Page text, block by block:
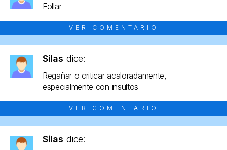
Follar
VER COMENTARIO
Silas dice:
Regañar o criticar acaloradamente,
especialmente con insultos
VER COMENTARIO
Silas dice: